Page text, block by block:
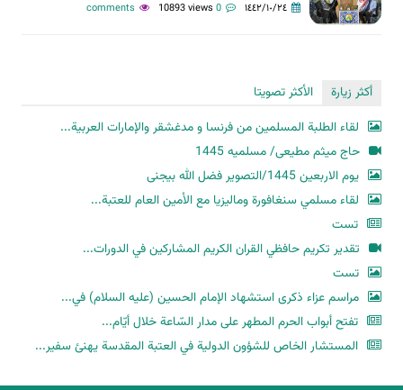
١٤٤٢/١٠/٢٤ 0 comments
10893 views
أكثر زيارة
الأكثر تصويتا
لقاء الطلبة المسلمين من فرنسا و مدغشقر والإمارات العربية...
حاج میثم مطیعی/ مسلمیه 1445
یوم الاربعین 1445/التصویر فضل الله بیجنی
لقاء مسلمي سنغافورة وماليزيا مع الأمين العام للعتبة...
تست
تقدير تكريم حافظي القران الكريم المشاركين في الدورات...
تست
مراسم عزاء ذكرى استشهاد الإمام الحسين (عليه السلام) في...
تفتح أبواب الحرم المطهر على مدار السّاعة خلال أيّام...
المستشار الخاص للشؤون الدولية في العتبة المقدسة يهنئ سفير...